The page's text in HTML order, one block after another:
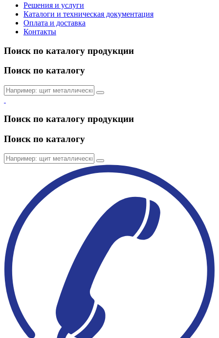
Решения и услуги
Каталоги и техническая документация
Оплата и доставка
Контакты
Поиск по каталогу продукции
Поиск по каталогу
Поиск по каталогу продукции
Поиск по каталогу